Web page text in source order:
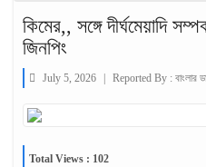
কিমের,, সঙ্গে দীর্ঘমেয়াদি
জিনপিং
July 5, 2026 | Reported By : বাংলার
Total Views : 102